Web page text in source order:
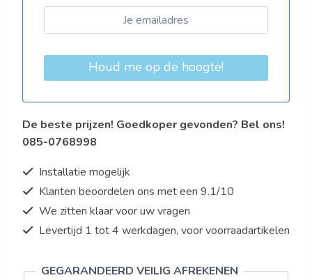
Houd me op de hoogte!
De beste prijzen! Goedkoper gevonden? Bel ons!
085-0768998
Installatie mogelijk
Klanten beoordelen ons met een 9.1/10
We zitten klaar voor uw vragen
Levertijd 1 tot 4 werkdagen, voor voorraadartikelen
GEGARANDEERD VEILIG AFREKENEN